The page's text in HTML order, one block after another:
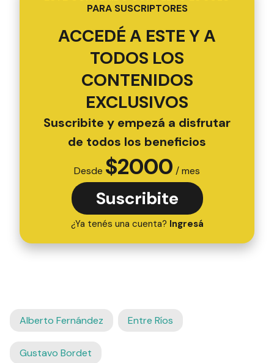
ACCEDÉ A ESTE Y A
TODOS LOS
CONTENIDOS
EXCLUSIVOS
Suscribite y empezá a disfrutar
de todos los beneficios
$2000
Suscribite
¿Ya tenés una cuenta? Ingresá